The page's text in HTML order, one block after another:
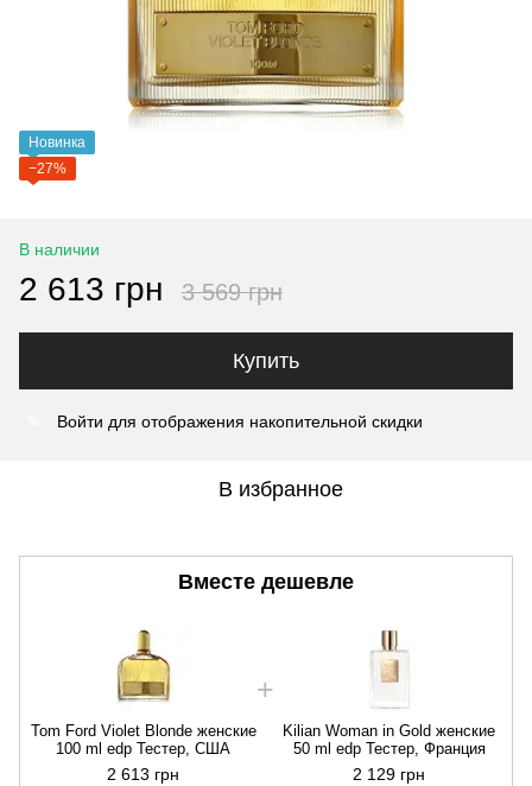
Новинка
−27%
В наличии
2 613 грн 3 569 грн
Купить
Войти для отображения накопительной скидки
В избранное
Вместе дешевле
Tom Ford Violet Blonde женские
100 ml edp Тестер, США
2 613 грн
Kilian Woman in Gold женские
50 ml edp Тестер, Франция
2 129 грн